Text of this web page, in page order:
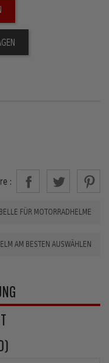
:
FÜR MOTORRADHELME
AM BESTEN AUSWÄHLEN